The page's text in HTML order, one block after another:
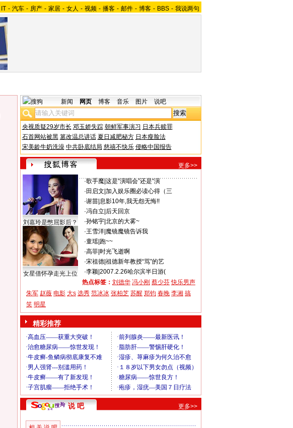
IT - 汽车 - 房产 - 家居 - 女人 - 视频 - 播客 - 邮件 - 博客 - BBS - 我说两句
新闻 网页 博客 音乐 图片 说吧
央视质疑29岁市长 邓玉娇失踪 朝鲜军事演习 日本兵赎罪
石首网站被黑 篡改温总讲话 夏日减肥秘方 日本瘦脸法
宋美龄牛奶洗澡 中共卧底结局 慈禧不快乐 侵略中国报告
更多>>
刘嘉玲是憋屈影后？
女星借怀孕走光上位
·歌手魔| 这是“演唱会”还是“演
· 田启文 加入娱乐圈必读心得（三
·谢苗| 息影10年,我无怨无悔!!
·冯自立 后天回京
·孙铭宇| 北京的大雾~
·王雪洋| 魔镜魔镜告诉我
·童瑶| 跑~~
·高菲| 时光飞逝啊
·宋祖德| 祖德新年教授“骂”的艺
·李颖| 2007.2.26哈尔滨半日游(
热点标签： 刘德华 冯小刚 蔡少芬 快乐男声
朱军 赵薇 电影 大s 选秀 范冰冰 张柏芝 苏醒 郑钧 春晚 李湘 搞
笑 明星
精彩推荐
说 吧 更多>>